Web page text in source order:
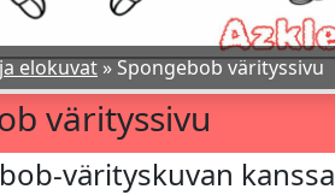
elokuvat»Spongebob värityssivu
värityssivu
värityskuvan kanssa